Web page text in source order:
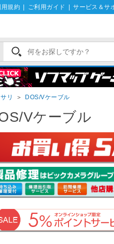
用規約 ご利用ガイド サービス＆サ
リ ＞ DOS/Vケーブル
Vケーブル